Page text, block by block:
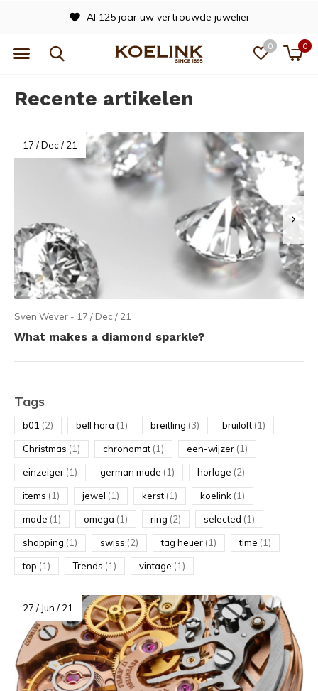
0 0
Officieel dealer
Recente artikelen
17 / Dec / 21
Sven Wever - 17 / Dec / 21
What makes a diamond sparkle?
Tags
b01 (2) bell hora (1) breitling (3) bruiloft (1)
Christmas (1) chronomat (1) een-wijzer (1)
einzeiger (1) german made (1) horloge (2)
items (1) jewel (1) kerst (1) koelink (1)
made (1) omega (1) ring (2) selected (1)
shopping (1) swiss (2) tag heuer (1) time (1)
top (1) Trends (1) vintage (1)
27 / Jun / 21